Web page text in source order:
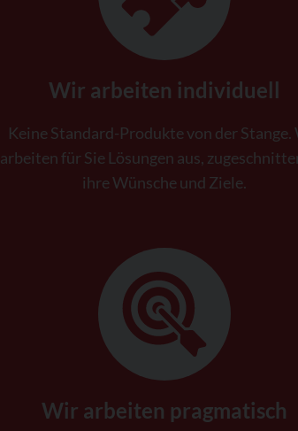
Wir arbeiten individuell
Keine Standard-Produkte von der Stange.
arbeiten für Sie Lösungen aus,
ihre Wünsche und Ziele.
Wir arbeiten pragmatisch